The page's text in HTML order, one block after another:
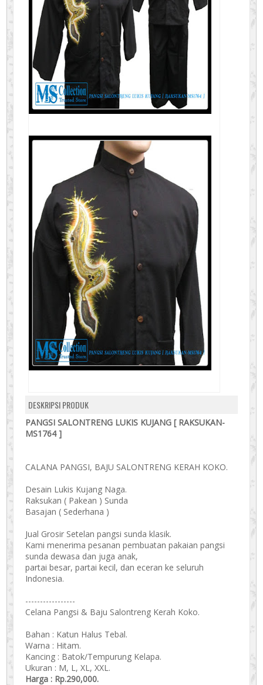
DESKRIPSI PRODUK
PANGSI SALONTRENG LUKIS KUJANG [ RAKSUKAN-
MS1764 ]
CALANA PANGSI, BAJU SALONTRENG KERAH KOKO.
Desain Lukis Kujang Naga.
Raksukan ( Pakean ) Sunda
Basajan ( Sederhana )
Jual Grosir Setelan pangsi sunda klasik.
Kami menerima pesanan pembuatan pakaian pangsi
sunda dewasa dan juga anak,
partai besar, partai kecil, dan eceran ke seluruh
Indonesia.
-----------------
Celana Pangsi & Baju Salontreng Kerah Koko.
Bahan : Katun Halus Tebal.
Warna : Hitam.
Kancing : Batok/Tempurung Kelapa.
Ukuran : M, L, XL, XXL.
Harga : Rp.290,000.